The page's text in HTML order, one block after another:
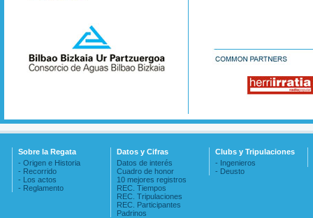
Sobre la Regata
- Origen e Historia
- Recorrido
- Los actos
- Reglamento
Datos y Cifras
Datos de interés
Cuadro de honor
10 mejores registros
REC. Tiempos
REC. Tripulaciones
REC. Participantes
Padrinos
Clubs y Tripulaciones
- Ingenieros
- Deusto